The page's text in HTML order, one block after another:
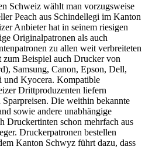
Schweiz wählt man vorzugsweise
Peach aus Schindellegi im Kanton
Anbieter hat in seinem riesigen
Originalpatronen als auch
zu allen weit verbreiteten
Beispiel auch Drucker von
Samsung, Canon, Epson, Dell,
Kyocera. Kompatible
Drittproduzenten liefern
Die weithin bekannte
sowie andere unabhängige
Druckertinten schon mehrfach aus
Druckerpatronen bestellen
Kanton Schwyz führt dazu, dass